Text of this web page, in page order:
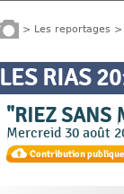
> Les reportages >
LES RIAS
"RIEZ SANS
Mercreid 30 août